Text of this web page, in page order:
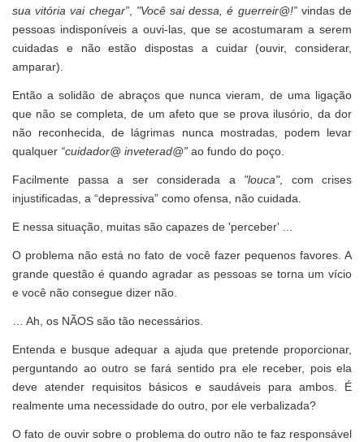
sua vitória vai chegar”, "Você sai dessa, é guerreir@!”vindas de
pessoas indisponíveis a ouvi-las, que se acostumaram a serem
cuidadas e não estão dispostas a cuidar (ouvir, considerar,
amparar).
Então a solidão de abraços que nunca vieram, de uma ligação
que não se completa, de um afeto que se prova ilusório, da dor
não reconhecida, de lágrimas nunca mostradas, podem levar
qualquer “cuidador@ inveterad@” ao fundo do poço.
Facilmente passa a ser considerada a "louca", com crises
injustificadas, a “depressiva” como ofensa, não cuidada.
E nessa situação, muitas são capazes de 'perceber' ...
O problema não está no fato de você fazer pequenos favores. A
grande questão é quando agradar as pessoas se torna um vício
e você não consegue dizer não.
… Ah, os NÃOS são tão necessários.
Entenda e busque adequar a ajuda que pretende proporcionar,
perguntando ao outro se fará sentido pra ele receber, pois ela
deve atender requisitos básicos e saudáveis para ambos. É
realmente uma necessidade do outro, por ele verbalizada?
O fato de ouvir sobre o problema do outro não te faz responsável